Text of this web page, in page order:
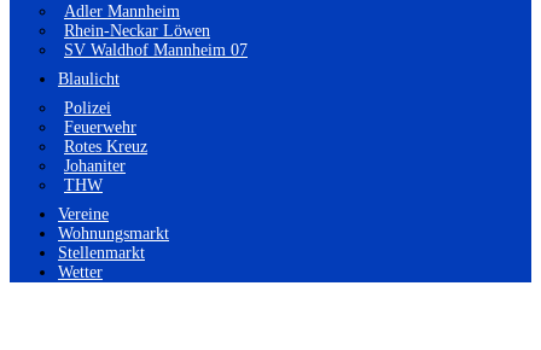
Adler Mannheim
Rhein-Neckar Löwen
SV Waldhof Mannheim 07
Blaulicht
Polizei
Feuerwehr
Rotes Kreuz
Johaniter
THW
Vereine
Wohnungsmarkt
Stellenmarkt
Wetter